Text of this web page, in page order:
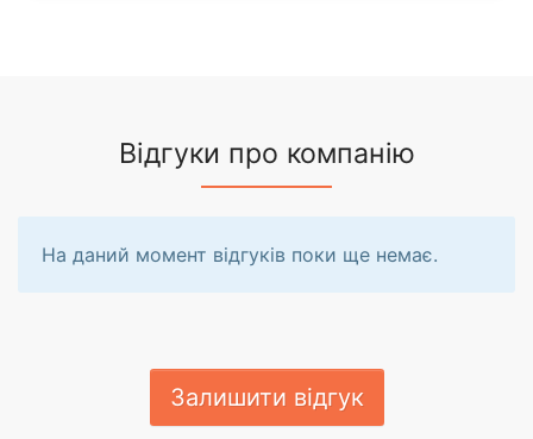
Відгуки про компанію
На даний момент відгуків поки ще немає.
Залишити відгук